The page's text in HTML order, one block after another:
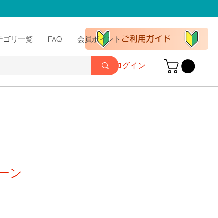
ご利用ガイド
ログイン
ゴリ一覧 FAQ 会員ポイント
ン